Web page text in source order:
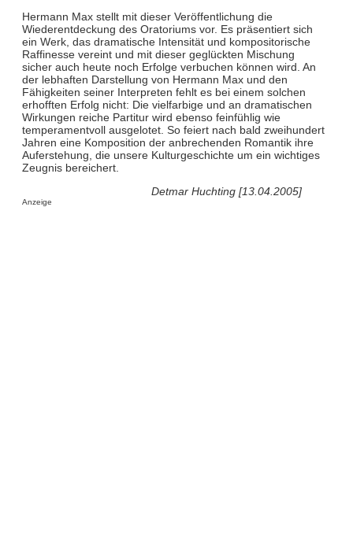
Hermann Max stellt mit dieser Veröffentlichung die
Wiederentdeckung des Oratoriums vor. Es präsentiert sich
ein Werk, das dramatische Intensität und kompositorische
Raffinesse vereint und mit dieser geglückten Mischung
sicher auch heute noch Erfolge verbuchen können wird. An
der lebhaften Darstellung von Hermann Max und den
Fähigkeiten seiner Interpreten fehlt es bei einem solchen
erhofften Erfolg nicht: Die vielfarbige und an dramatischen
Wirkungen reiche Partitur wird ebenso feinfühlig wie
temperamentvoll ausgelotet. So feiert nach bald zweihundert
Jahren eine Komposition der anbrechenden Romantik ihre
Auferstehung, die unsere Kulturgeschichte um ein wichtiges
Zeugnis bereichert.
Detmar Huchting [13.04.2005]
Anzeige